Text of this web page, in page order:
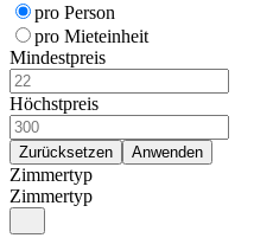
pro Person
pro Mieteinheit
Mindestpreis
Höchstpreis
Zimmertyp
Zimmertyp